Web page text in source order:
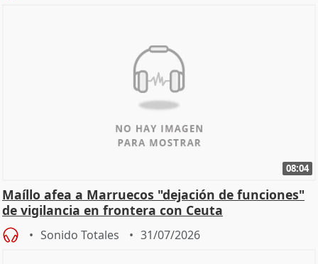
08:04
Maíllo afea a Marruecos "dejación de funciones"
de vigilancia en frontera con Ceuta
Sonido Totales 31/07/2026